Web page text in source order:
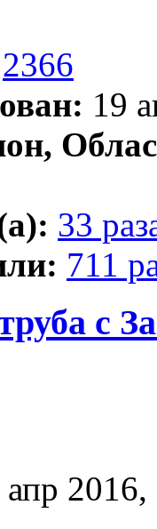
2366
19
33
711
с
апр